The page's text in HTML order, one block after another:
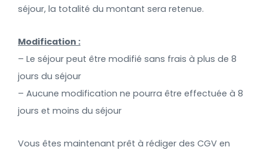
séjour, la totalité du montant sera retenue.
Modification :
– Le séjour peut être modifié sans frais à plus de 8
jours du séjour
– Aucune modification ne pourra être effectuée à 8
jours et moins du séjour
Vous êtes maintenant prêt à rédiger des CGV en